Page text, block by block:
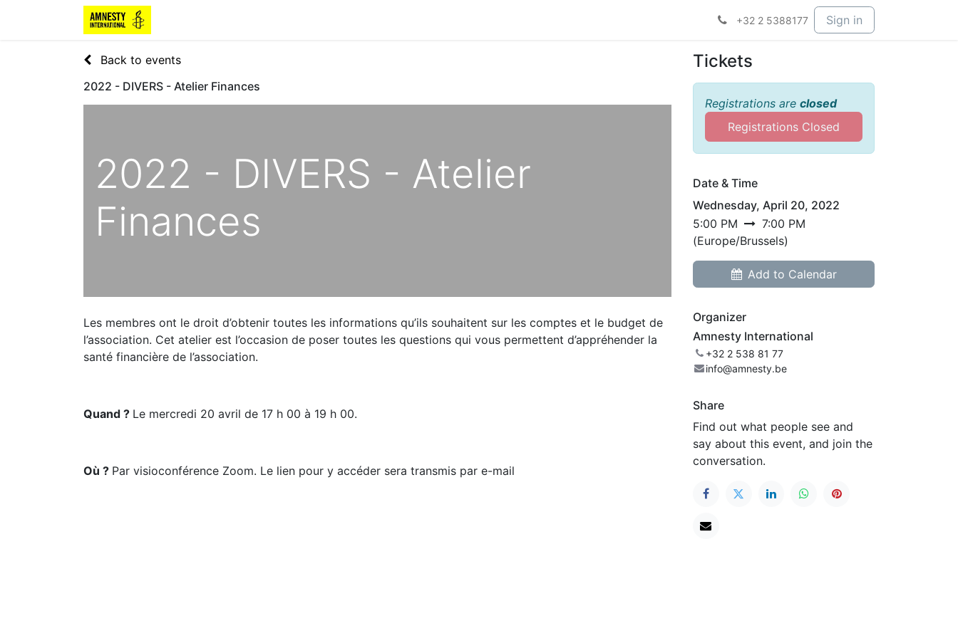
+32 2 5388177 Sign in
Back to events
2022 - DIVERS - Atelier Finances
2022 - DIVERS - Atelier
Finances
Les membres ont le droit d’obtenir toutes les informations qu’ils souhaitent sur les comptes et le budget de
l’association. Cet atelier est l’occasion de poser toutes les questions qui vous permettent d’appréhender la
santé financière de l’association.
Quand ? Le mercredi 20 avril de 17 h 00 à 19 h 00.
Où ? Par visioconférence Zoom. Le lien pour y accéder sera transmis par e-mail
Tickets
Registrations are closed
Registrations Closed
Date & Time
Wednesday, April 20, 2022
5:00 PM
7:00 PM
(Europe/Brussels)
Add to Calendar
Organizer
Amnesty International
+32 2 538 81 77
info@amnesty.be
Share
Find out what people see and
say about this event, and join the
conversation.